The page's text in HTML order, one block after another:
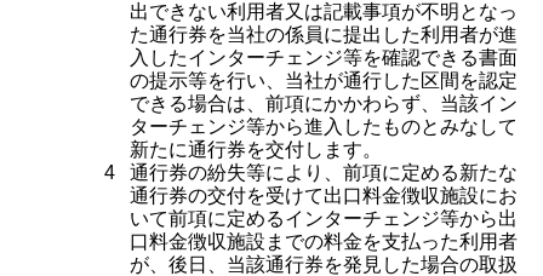
出できない利用者又は記載事項が不明となっ
た通行券を当社の係員に提出した利用者が進
入したインターチェンジ等を確認できる書面
の提示等を行い、当社が通行した区間を認定
できる場合は、前項にかかわらず、当該イン
ターチェンジ等から進入したものとみなして
新たに通行券を交付します。
4 通行券の紛失等により、前項に定める新たな
通行券の交付を受けて出口料金徴収施設にお
いて前項に定めるインターチェンジ等から出
口料金徴収施設までの料金を支払った利用者
が、後日、当該通行券を発見した場合の取扱